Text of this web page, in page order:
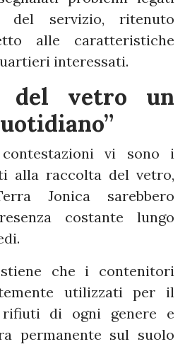
del servizio, ritenuto
alle caratteristiche
interessati.
del vetro un
vi sono i
alla raccolta del vetro,
Jonica sarebbero
costante lungo
che i contenitori
utilizzati per il
di ogni genere e
permanente sul suolo